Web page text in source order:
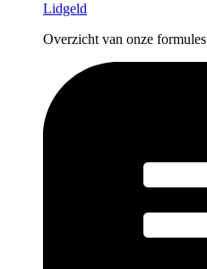
Lidgeld
Overzicht van onze formules